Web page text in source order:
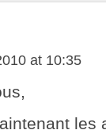
at 10:35
les